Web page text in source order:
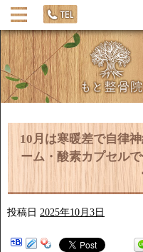
10月は寒暖差で自律
ーム・酸素カプセル
投稿日 2025年10月3日